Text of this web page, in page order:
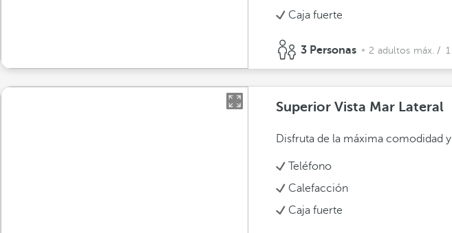
Caja fuerte
3 Personas 2 adultos máx. / 1
Superior Vista Mar Lateral
Disfruta de la máxima comodidad
Teléfono
Calefacción
Caja fuerte